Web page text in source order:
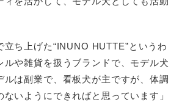
立ち上げた“INUNO HUTTE”というわ
ルや雑貨を扱うブランドで、モデル犬
ルは副業で、看板犬が主ですが、体調
ないようにできればと思っています」